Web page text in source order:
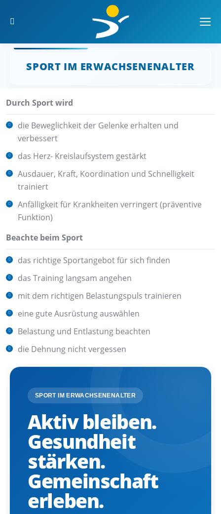
Search:
SPORT IM ERWACHSENENALTER
Durch Sport wird
die Beweglichkeit der Gelenke erhalten und
verbessert
das Herz- Kreislaufsystem gestärkt
Ausdauer, Kraft, Koordination und Schnelligkeit
trainiert
Anfälligkeit für Krankheiten verringert (präventive
Funktion)
Beachte beim Sport
das richtige Sportangebot für sich finden
das Training langsam angehen
mit dem richtigen Belastungspuls trainieren
eine gute Ausrüstung auswählen
Belastung und Entlastung beachten
die Dehnung nicht vergessen
SPORT IM ERWACHSENENALTER
Aktiv bleiben.
Gesundheit
stärken.
Gemeinschaft
erleben.